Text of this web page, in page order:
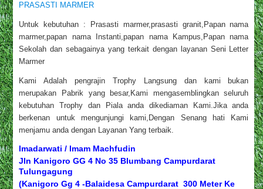
PRASASTI MARMER
Untuk kebutuhan : Prasasti marmer,prasasti granit,Papan nama
marmer,papan nama Instanti,papan nama Kampus,Papan nama
Sekolah dan sebagainya yang terkait dengan layanan Seni Letter
Marmer
Kami Adalah pengrajin Trophy Langsung dan kami bukan
merupakan Pabrik yang besar,Kami mengasemblingkan seluruh
kebutuhan Trophy dan Piala anda dikediaman Kami.Jika anda
berkenan untuk mengunjungi kami,Dengan Senang hati Kami
menjamu anda dengan Layanan Yang terbaik.
Imadarwati / Imam Machfudin
Jln Kanigoro GG 4 No 35 Blumbang Campurdarat
Tulungagung
(Kanigoro Gg 4 -Balaidesa Campurdarat 300 Meter Ke